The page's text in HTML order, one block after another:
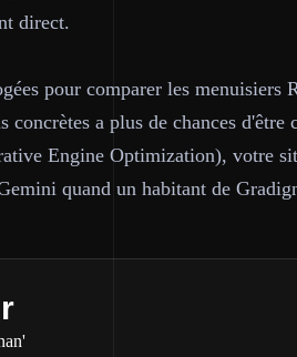
direct.
pour comparer les menuisiers
a plus de chances d'être
Engine Optimization), votre
quand un habitant de